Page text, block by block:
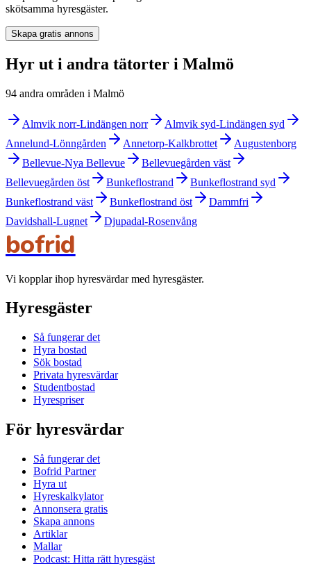
skötsamma hyresgäster.
Skapa gratis annons
Hyr ut i andra tätorter i Malmö
94 andra områden i Malmö
Almvik norr-Lindängen norr
Almvik syd-Lindängen syd
Annelund-Lönngården
Annetorp-Kalkbrottet
Augustenborg
Bellevue-Nya Bellevue
Bellevuegården väst
Bellevuegården öst
Bunkeflostrand
Bunkeflostrand syd
Bunkeflostrand väst
Bunkeflostrand öst
Dammfri
Davidshall-Lugnet
Djupadal-Rosenvång
bofrid
Vi kopplar ihop hyresvärdar med hyresgäster.
Hyresgäster
Så fungerar det
Hyra bostad
Sök bostad
Privata hyresvärdar
Studentbostad
Hyrespriser
För hyresvärdar
Så fungerar det
Bofrid Partner
Hyra ut
Hyreskalkylator
Annonsera gratis
Skapa annons
Artiklar
Mallar
Podcast: Hitta rätt hyresgäst